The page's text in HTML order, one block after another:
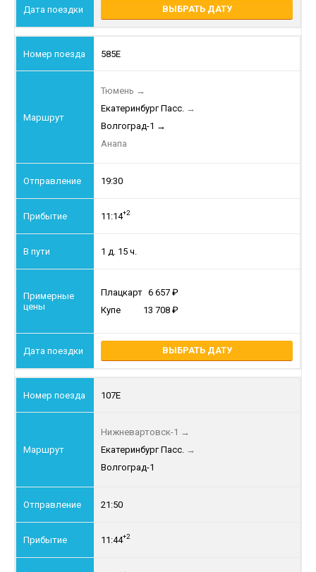
ВЫБРАТЬ ДАТУ
585Е
Тюмень →
Екатеринбург Пасс. →
Волгоград-1 →
Анапа
19:30
11:14+2
1 д. 15 ч.
Плацкарт 6 657
Купе
13 708
ВЫБРАТЬ ДАТУ
107Е
Нижневартовск-1 →
Екатеринбург Пасс. →
Волгоград-1
21:50
11:44+2